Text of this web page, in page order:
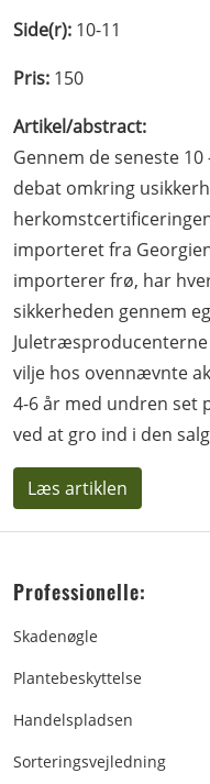
Side(r): 10-11
Pris: 150
Artikel/abstract:
Gennem de seneste
debat omkring
importeret fra
importerer frø, har
sikkerheden gennem
vilje hos ovennævnte
4-6 år med undren set
ved at gro ind i den
Læs artiklen
Professionelle:
Skadenøgle
Plantebeskyttelse
Handelspladsen
Sorteringsvejledning